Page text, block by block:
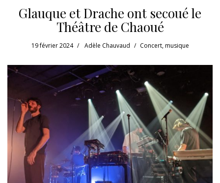
Glauque et Drache ont secoué le
Théâtre de Chaoué
19 février 2024 Adèle Chauvaud Concert,musique